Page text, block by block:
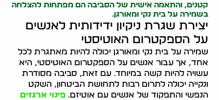
קטנים, והתאמה אישית של הסביבה הם מפתחות להצלחה
בשמירה על בית נקי ומאורגן.
יצירת שגרת ניקיון ידידותית לאנשים
על הספקטרום האוטיסטי
שמירה על בית נקי ומאורגן יכולה להיות מאתגרת לכל
אחד, אך עבור אנשים על הספקטרום האוטיסטי, היא
עשויה להיות קשה במיוחד. עם זאת, סביבה מסודרת
ונקייה יכולה לתרום רבות לתחושת הביטחון, השקט
הנפשי והתפקוד של אנשים עם אוטיזם.פינוי ארגזים